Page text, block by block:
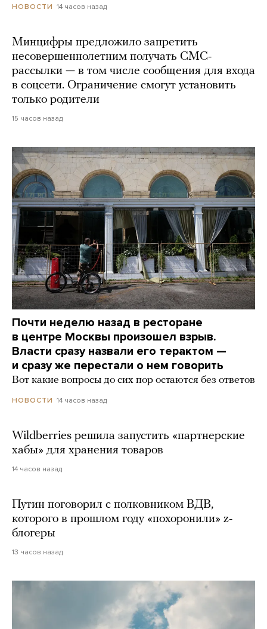
НОВОСТИ 14 часов назад
Минцифры предложило запретить
несовершеннолетним получать СМС-
рассылки — в том числе сообщения для входа
в соцсети. Ограничение смогут установить
только родители
15 часов назад
Почти неделю назад в ресторане
в центре Москвы произошел взрыв.
Власти сразу назвали его терактом —
и сразу же перестали о нем говорить
Вот какие вопросы до сих пор остаются без ответов
НОВОСТИ 14 часов назад
Wildberries решила запустить «партнерские
хабы» для хранения товаров
14 часов назад
Путин поговорил с полковником ВДВ,
которого в прошлом году «похоронили» z-
блогеры
13 часов назад